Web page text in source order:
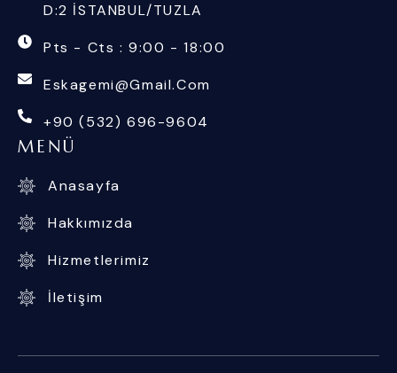
D:2 İSTANBUL/TUZLA
Pts - Cts : 9:00 - 18:00
Eskagemi@gmail.com
+90 (532) 696-9604
MENÜ
Anasayfa
Hakkımızda
Hizmetlerimiz
İletişim